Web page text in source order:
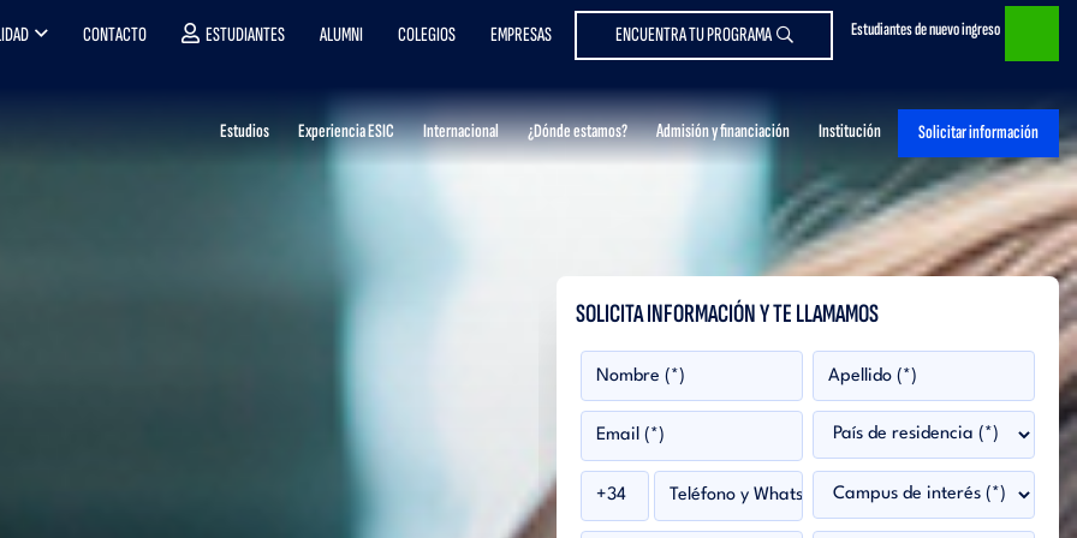
Estudiantes de nuevo ingreso
CONTACTO ESTUDIANTES ALUMNI COLEGIOS EMPRESAS ENCUENTRA TU PROGRAMA
Estudios Experiencia ESIC Internacional ¿Dónde estamos? Admisión y financiación Institución Solicitar información
SOLICITA INFORMACIÓN Y TE LLAMAMOS